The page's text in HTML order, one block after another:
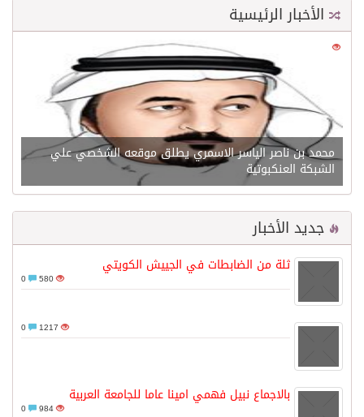
الأخبار الرئيسية
21556
محمد بن ناصر الياسر الاسمري يطلق موقعه الشخصي علي
الشبكة العنكبوتية
جديد الأخبار
ثلة من الضابطات في الجييش الكويتي
580
1217
بالاجماع نبيل فهمي امينا عاما للجامعة العربية
984